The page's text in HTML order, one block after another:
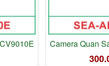
Camera Quan